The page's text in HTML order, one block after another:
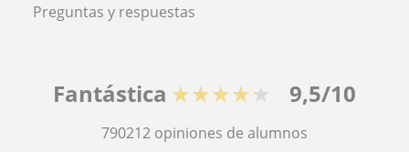
Preguntas y respuestas
Fantástica ★★★★★ 9,5/10
790212 opiniones de alumnos